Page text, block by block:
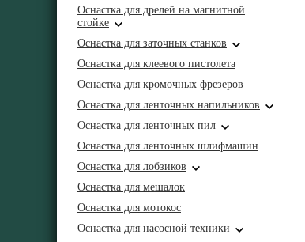
Оснастка для дрелей на магнитной
стойке
Оснастка для заточных станков
Оснастка для клеевого пистолета
Оснастка для кромочных фрезеров
Оснастка для ленточных напильников
Оснастка для ленточных пил
Оснастка для ленточных шлифмашин
Оснастка для лобзиков
Оснастка для мешалок
Оснастка для мотокос
Оснастка для насосной техники